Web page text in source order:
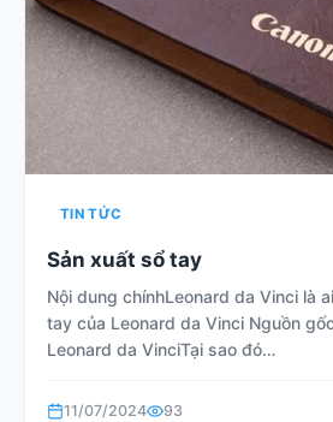
TIN TỨC
Sản xuất sổ tay
Nội dung chínhLeonard da Vinci là
tay của Leonard da Vinci Nguồn
Leonard da VinciTại sao đó…
11/07/2024 93